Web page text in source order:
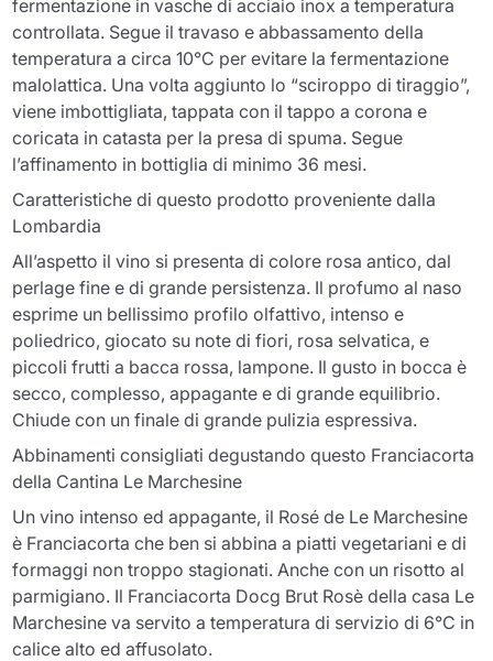
fermentazione in vasche di acciaio inox a temperatura
controllata. Segue il travaso e abbassamento della
temperatura a circa 10°C per evitare la fermentazione
malolattica. Una volta aggiunto lo “sciroppo di tiraggio”,
viene imbottigliata, tappata con il tappo a corona e
coricata in catasta per la presa di spuma. Segue
l’affinamento in bottiglia di minimo 36 mesi.
Caratteristiche di questo prodotto proveniente dalla
Lombardia
All’aspetto il vino si presenta di colore rosa antico, dal
perlage fine e di grande persistenza. Il profumo al naso
esprime un bellissimo profilo olfattivo, intenso e
poliedrico, giocato su note di fiori, rosa selvatica, e
piccoli frutti a bacca rossa, lampone. Il gusto in bocca è
secco, complesso, appagante e di grande equilibrio.
Chiude con un finale di grande pulizia espressiva.
Abbinamenti consigliati degustando questo Franciacorta
della Cantina Le Marchesine
Un vino intenso ed appagante, il Rosé de Le Marchesine
è Franciacorta che ben si abbina a piatti vegetariani e di
formaggi non troppo stagionati. Anche con un risotto al
parmigiano. Il Franciacorta Docg Brut Rosè della casa Le
Marchesine va servito a temperatura di servizio di 6°C in
calice alto ed affusolato.